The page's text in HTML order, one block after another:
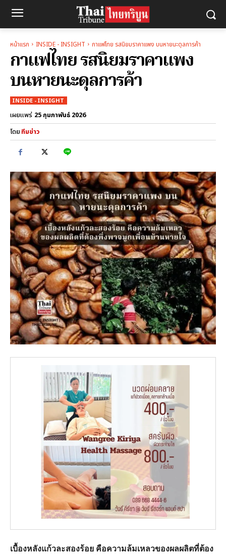
หน้าแรก INSIDE - INSIGHT กาแฟไทย รสนิยมราคาแพง บนหายนะดุลการค้า
กาแฟไทย รสนิยมราคาแพง
บนหายนะดุลการค้า
INSIDE - INSIGHT
เผยแพร่ 25 กุมภาพันธ์ 2026
โดยทีมข่าว
เบื้องหลังแก้วละสองร้อย คือความล้มเหลวของผลผลิตที่ต้อง